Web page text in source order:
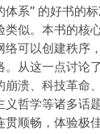
体系” 的好书的
类似。本书的核
络可以创建秩序
。从这一点讨论
崩溃、科技革命
义哲学等诸多话
顺畅，体验极